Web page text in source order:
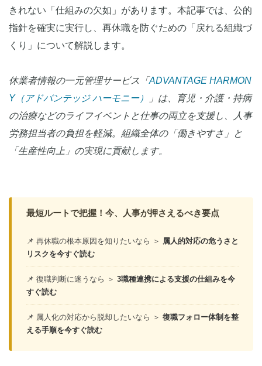
きれない「仕組みの欠如」があります。本記事では、公的
指針を確実に実行し、再休職を防ぐための「戻れる組織づ
くり」について解説します。
休業者情報の一元管理サービス「ADVANTAGE HARMON
Y（アドバンテッジ ハーモニー）
」は、育児・介護・持病
の治療などのライフイベントと仕事の両立を支援し、人事
労務担当者の負担を軽減。組織全体の「働きやすさ」と
「生産性向上」の実現に貢献します。
最短ルートで把握！今、人事が押さえるべき要点
📌 再休職の根本原因を知りたいなら ＞ 属人的対応の危うさと
リスクを今すぐ読む
📌 復職判断に迷うなら ＞ 3職種連携による支援の仕組みを今
すぐ読む
📌 属人化の対応から脱却したいなら ＞ 復職フォロー体制を整
える手順を今すぐ読む